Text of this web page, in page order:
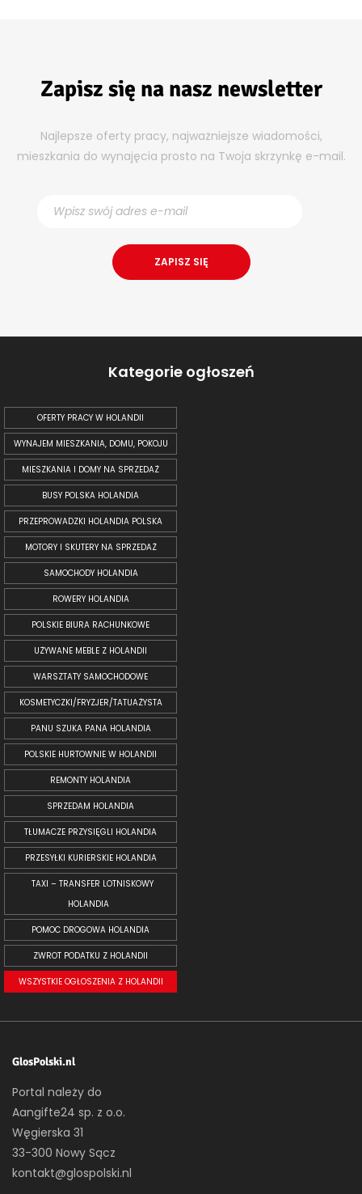
Zapisz się na nasz newsletter
Najlepsze oferty pracy, najważniejsze wiadomości,
mieszkania do wynajęcia prosto na Twoja skrzynkę e-mail.
Kategorie ogłoszeń
OFERTY PRACY W HOLANDII
WYNAJEM MIESZKANIA, DOMU, POKOJU
MIESZKANIA I DOMY NA SPRZEDAŻ
BUSY POLSKA HOLANDIA
PRZEPROWADZKI HOLANDIA POLSKA
MOTORY I SKUTERY NA SPRZEDAŻ
SAMOCHODY HOLANDIA
ROWERY HOLANDIA
POLSKIE BIURA RACHUNKOWE
UŻYWANE MEBLE Z HOLANDII
WARSZTATY SAMOCHODOWE
KOSMETYCZKI/FRYZJER/TATUAŻYSTA
PANU SZUKA PANA HOLANDIA
POLSKIE HURTOWNIE W HOLANDII
REMONTY HOLANDIA
SPRZEDAM HOLANDIA
TŁUMACZE PRZYSIĘGLI HOLANDIA
PRZESYŁKI KURIERSKIE HOLANDIA
TAXI – TRANSFER LOTNISKOWY
HOLANDIA
POMOC DROGOWA HOLANDIA
ZWROT PODATKU Z HOLANDII
WSZYSTKIE OGŁOSZENIA Z HOLANDII
GlosPolski.nl
Portal należy do
Aangifte24 sp. z o.o.
Węgierska 31
33-300 Nowy Sącz
kontakt@glospolski.nl